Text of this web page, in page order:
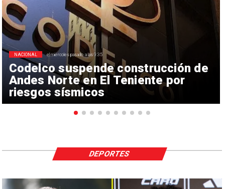
Codelco suspende construcción de
Andes Norte en El Teniente por
riesgos sísmicos
NACIONAL el miércoles pasado a las 9:35
DEPORTES